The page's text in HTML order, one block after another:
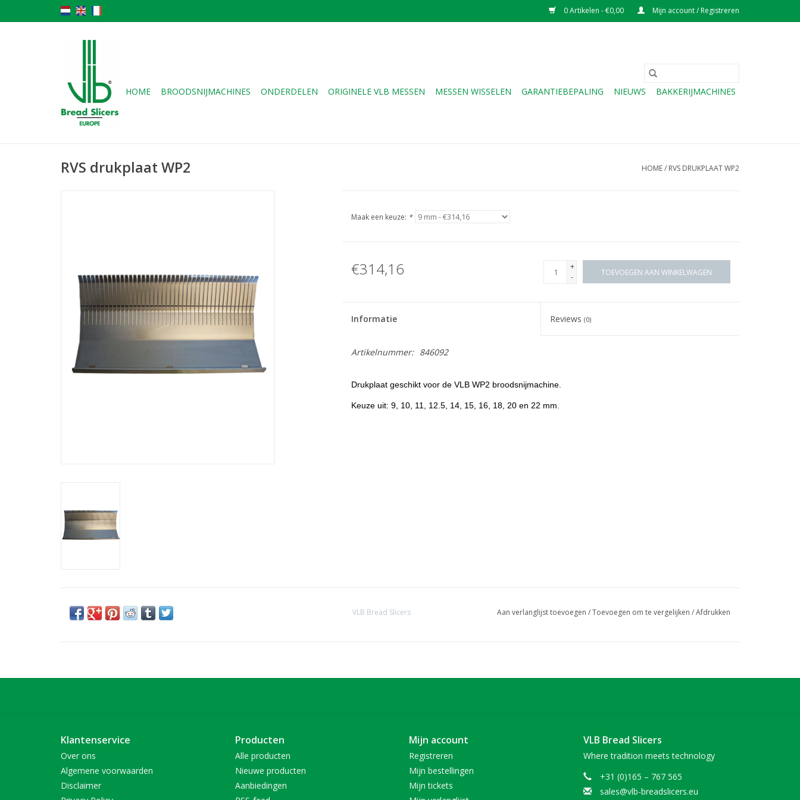
0 Artikelen - €0,00 Mijn account / Registreren
HOME BROODSNIJMACHINES ONDERDELEN ORIGINELE VLB MESSEN MESSEN WISSELEN GARANTIEBEPALING NIEUWS BAKKERIJMACHINES
RVS drukplaat WP2 HOME/ RVS DRUKPLAAT WP2
Maak een keuze: *
€314,16
+
-
TOEVOEGEN AAN WINKELWAGEN
Informatie Reviews(0)
Artikelnummer: 846092
Drukplaat geschikt voor de VLB WP2 broodsnijmachine.
Keuze uit: 9, 10, 11, 12.5, 14, 15, 16, 18, 20 en 22 mm.
VLB Bread Slicers Aan verlanglijst toevoegen /Toevoegen om te vergelijken /Afdrukken
Klantenservice
Over ons
Algemene voorwaarden
Disclaimer
Producten
Alle producten
Nieuwe producten
Aanbiedingen
Mijn account
Registreren
Mijn bestellingen
Mijn tickets
VLB Bread Slicers
Where tradition meets technology
+31 (0)165 – 767 565
sales@vlb-breadslicers.eu